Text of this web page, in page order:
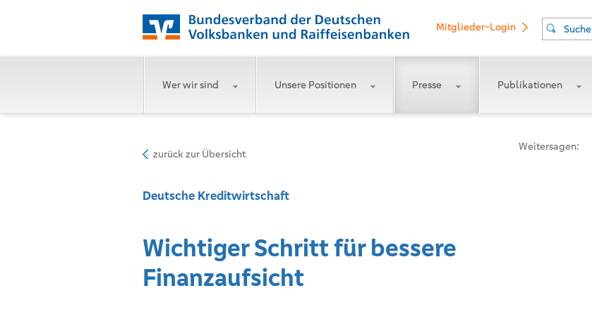
Suche
Mitglieder-Login
Wer wir sind Unsere Positionen Presse Publikationen
Weitersagen:
zurück zur Übersicht
Deutsche Kreditwirtschaft
Wichtiger Schritt für bessere
Finanzaufsicht